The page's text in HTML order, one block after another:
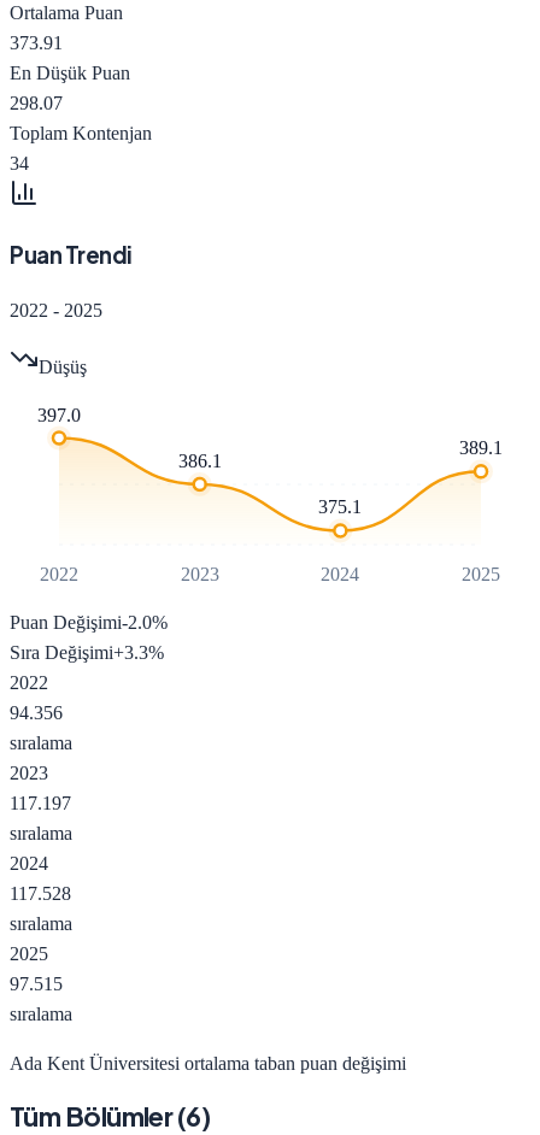
Ortalama Puan
373.91
En Düşük Puan
298.07
Toplam Kontenjan
34
Puan Trendi
2022 - 2025
Düşüş
397.0
2022
386.1
2023
375.1
2024
389.1
2025
Puan Değişimi-2.0%
Sıra Değişimi+3.3%
2022
94.356
sıralama
2023
117.197
sıralama
2024
117.528
sıralama
2025
97.515
sıralama
Ada Kent Üniversitesi ortalama taban puan değişimi
Tüm Bölümler (6)